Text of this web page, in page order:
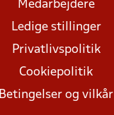
Medarbejdere
Ledige stillinger
Privatlivspolitik
Cookiepolitik
Betingelser og vilkår